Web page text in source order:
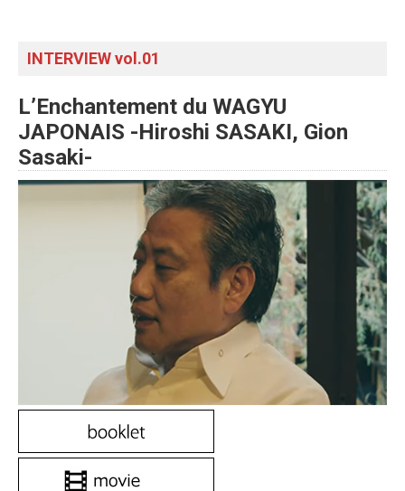
INTERVIEW vol.01
L’Enchantement du WAGYU
JAPONAIS -Hiroshi SASAKI, Gion
Sasaki-